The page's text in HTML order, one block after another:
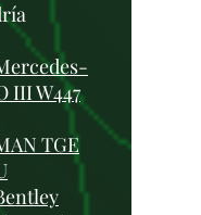
III W447
TGE